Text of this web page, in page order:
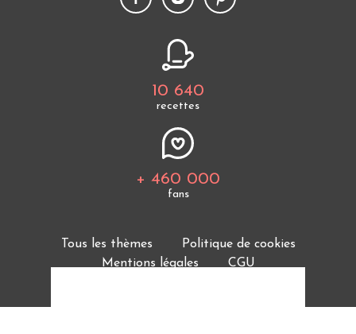
10 640
recettes
+ 460 000
fans
Tous les thèmes
Politique de cookies
Mentions légales
CGU